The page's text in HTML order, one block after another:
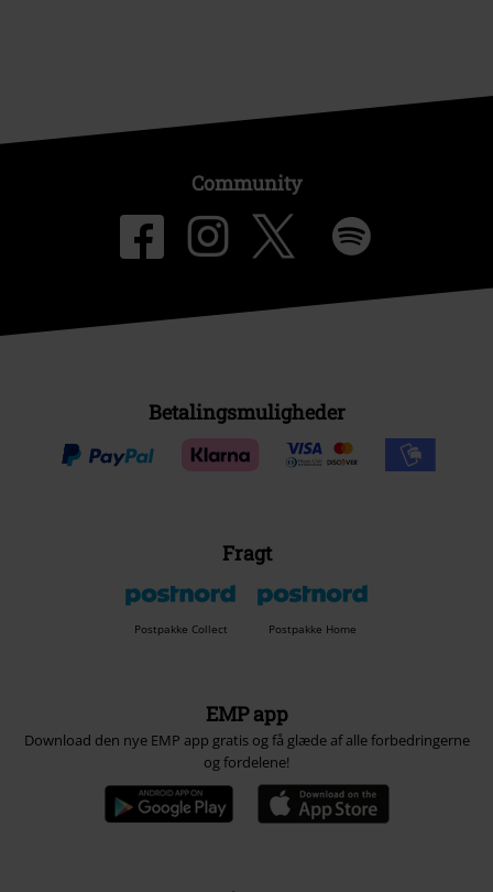
Community
Betalingsmuligheder
Fragt
Postpakke Collect Postpakke Home
EMP app
Download den nye EMP app gratis og få glæde af alle forbedringerne
og fordelene!